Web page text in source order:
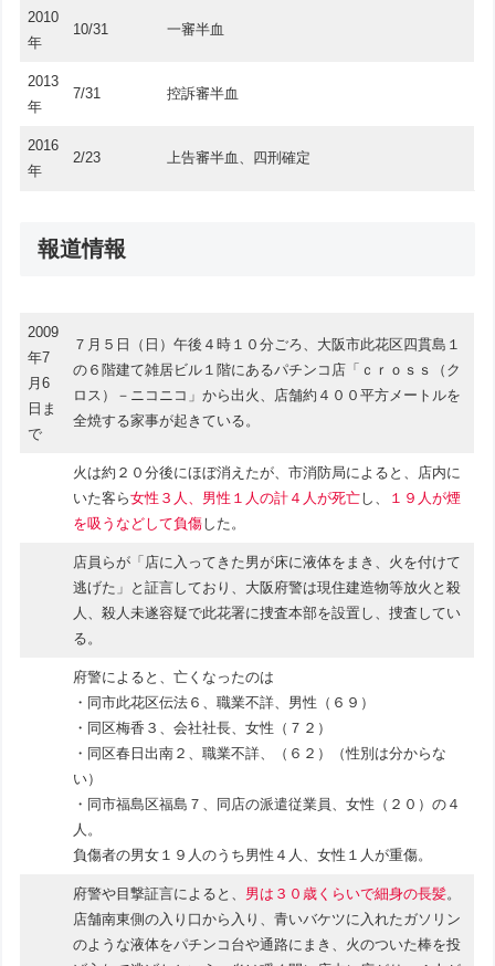
2010
年
10/31 一審半血
2013
年
7/31 控訴審半血
2016
年
2/23 上告審半血、四刑確定
報道情報
2009
年7
月6
日ま
で
７月５日（日）午後４時１０分ごろ、大阪市此花区四貫島１
の６階建て雑居ビル１階にあるパチンコ店「ｃｒｏｓｓ（ク
ロス）－ニコニコ」から出火、店舗約４００平方メートルを
全焼する家事が起きている。
火は約２０分後にほぼ消えたが、市消防局によると、店内に
いた客ら女性３人、男性１人の計４人が死亡し、
１９人が煙
を吸うなどして負傷した。
店員らが「店に入ってきた男が床に液体をまき、火を付けて
逃げた」と証言しており、大阪府警は現住建造物等放火と殺
人、殺人未遂容疑で此花署に捜査本部を設置し、捜査してい
る。
府警によると、亡くなったのは
・同市此花区伝法６、職業不詳、男性（６９）
・同区梅香３、会社社長、女性（７２）
・同区春日出南２、職業不詳、（６２）（性別は分からな
い）
・同市福島区福島７、同店の派遣従業員、女性（２０）の４
人。
負傷者の男女１９人のうち男性４人、女性１人が重傷。
府警や目撃証言によると、 男は３０歳くらいで細身の長髪。
店舗南東側の入り口から入り、青いバケツに入れたガソリン
のような液体をパチンコ台や通路にまき、火のついた棒を投